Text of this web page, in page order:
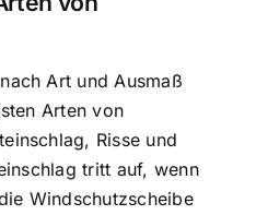
Art und Ausmaß
Arten von
Risse und
tritt auf, wenn
Windschutzscheibe